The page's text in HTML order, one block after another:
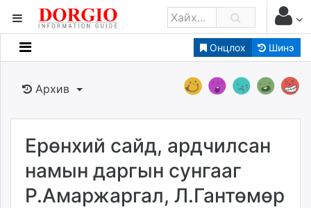
Онцлох Шинэ
Мэдээллийн
Банк санхүү
Бизнес ААН
Төрийн
Нийслэлийн
dorgio.mn
Архив
Ерөнхий сайд, ардчилсан
намын даргын сунгааг
Р.Амаржаргал, Л.Гантөмөр